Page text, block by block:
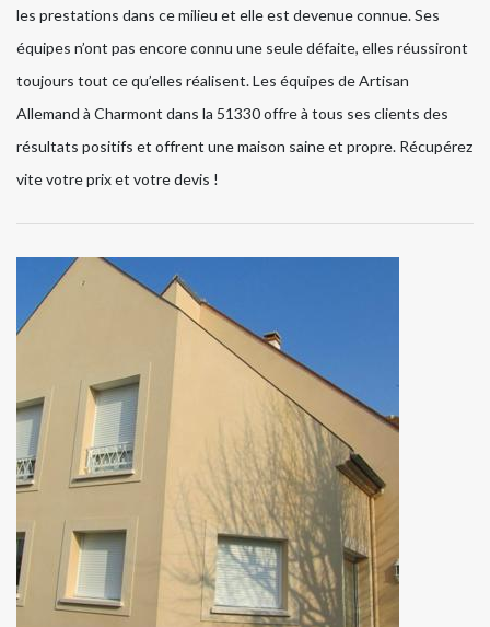
les prestations dans ce milieu et elle est devenue connue. Ses
équipes n’ont pas encore connu une seule défaite, elles réussiront
toujours tout ce qu’elles réalisent. Les équipes de Artisan
Allemand à Charmont dans la 51330 offre à tous ses clients des
résultats positifs et offrent une maison saine et propre. Récupérez
vite votre prix et votre devis !